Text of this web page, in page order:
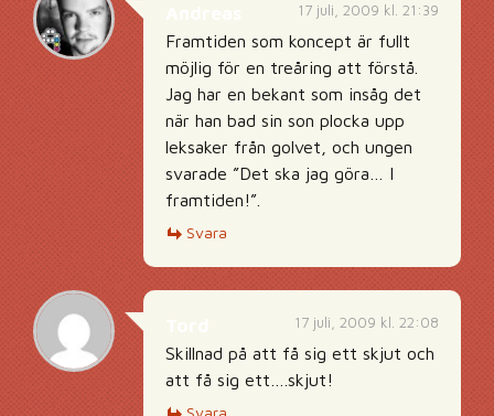
17 juli, 2009 kl. 21:39
Framtiden som koncept är fullt
möjlig för en treåring att förstå.
Jag har en bekant som insåg det
när han bad sin son plocka upp
leksaker från golvet, och ungen
svarade ”Det ska jag göra… I
framtiden!”.
Svara
17 juli, 2009 kl. 22:08
Skillnad på att få sig ett skjut och
att få sig ett….skjut!
Svara